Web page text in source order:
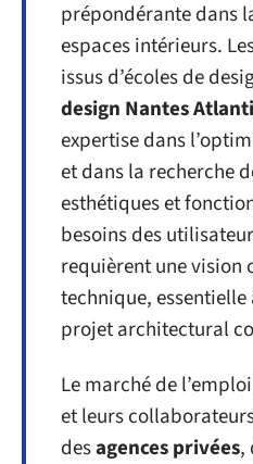
prépondérante dans
espaces intérieurs.
issus d’écoles de
design Nantes
expertise dans
et dans la recherche
esthétiques et
besoins des
requièrent une vision
technique,
projet architectural
Le marché de
et leurs
desagences privées,